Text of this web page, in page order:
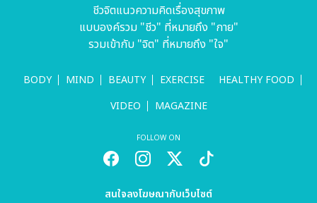
ชีวจิตแนวความคิดเรื่องสุขภาพ
แบบองค์รวม "ชีว" ที่หมายถึง "กาย"
รวมเข้ากับ "จิต" ที่หมายถึง "ใจ"
BODY MIND BEAUTY EXERCISE
HEALTHY FOOD
VIDEO
MAGAZINE
FOLLOW ON
สนใจลงโฆษณากับเว็บไซต์